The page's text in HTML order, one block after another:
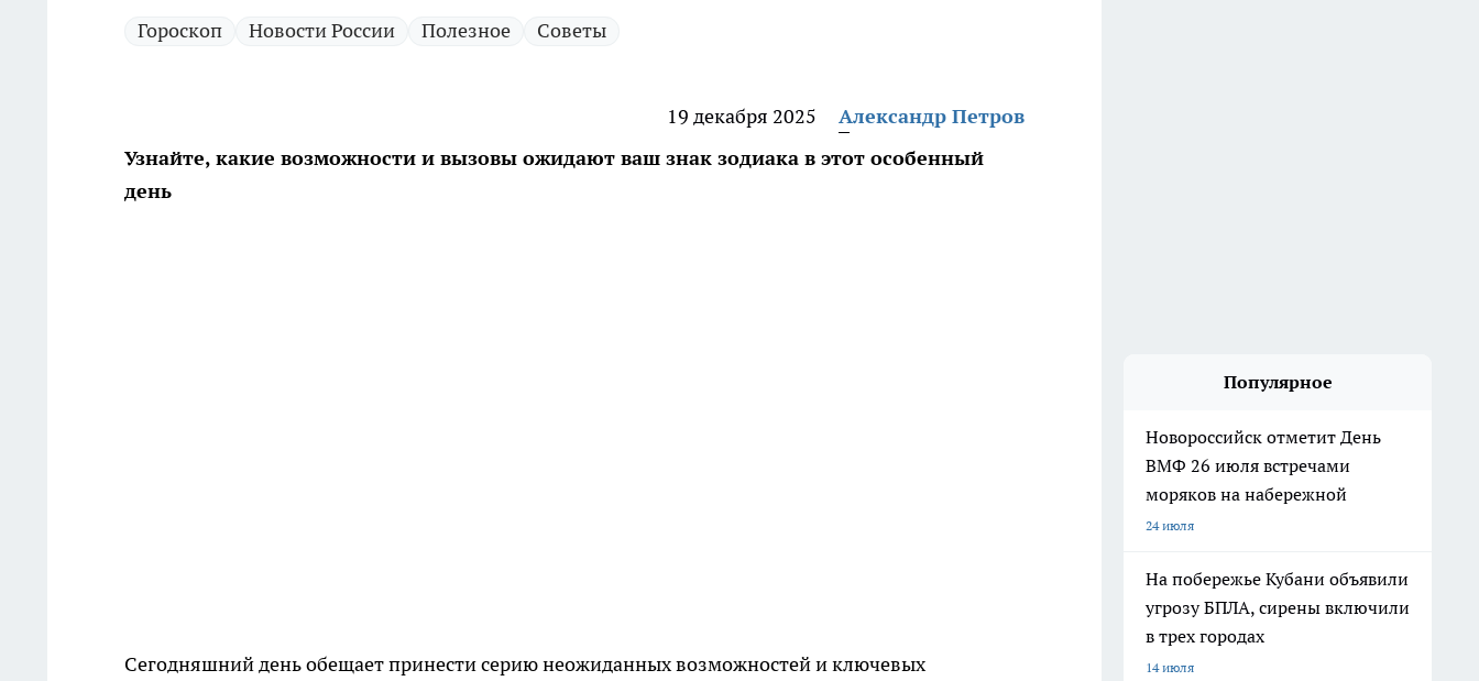
Гороскоп Новости России Полезное Советы
19 декабря 2025
Александр Петров
Узнайте, какие возможности и вызовы ожидают ваш знак зодиака в этот особенный
день
Сегодняшний день обещает принести серию неожиданных возможностей и ключевых
Популярное
Новороссийск отметит День
ВМФ 26 июля встречами
моряков на набережной
24 июля
На побережье Кубани объявили
угрозу БПЛА, сирены включили
в трех городах
14 июля